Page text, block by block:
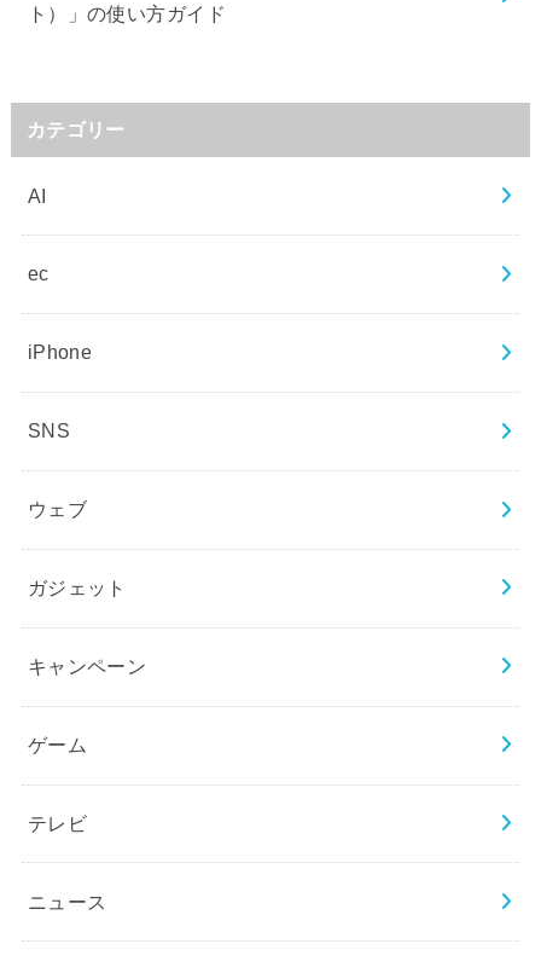
ト）」の使い方ガイド
カテゴリー
AI
ec
iPhone
SNS
ウェブ
ガジェット
キャンペーン
ゲーム
テレビ
ニュース